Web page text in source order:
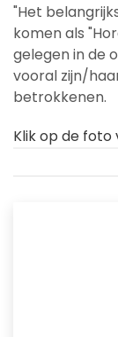
"Het
komen als
gelegen in de
vooral zijn/
betrokkenen.
Klik op de